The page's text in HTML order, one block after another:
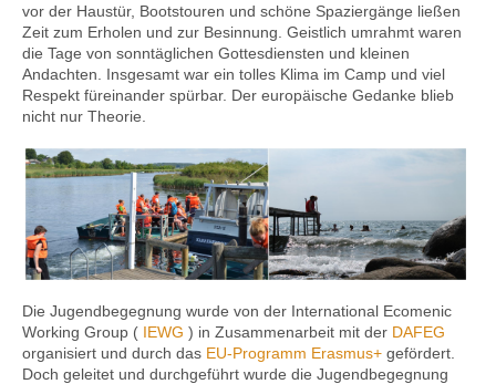
vor der Haustür, Bootstouren und schöne Spaziergänge ließen
Zeit zum Erholen und zur Besinnung. Geistlich umrahmt waren
die Tage von sonntäglichen Gottesdiensten und kleinen
Andachten. Insgesamt war ein tolles Klima im Camp und viel
Respekt füreinander spürbar. Der europäische Gedanke blieb
nicht nur Theorie.
Die Jugendbegegnung wurde von der International Ecomenic
Working Group ( IEWG ) in Zusammenarbeit mit der DAFEG
organisiert und durch das EU-Programm Erasmus+ gefördert.
Doch geleitet und durchgeführt wurde die Jugendbegegnung